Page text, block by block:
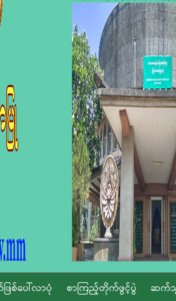
စ်ပေါ်လာပုံ စာကြည့်တိုက်ဖွင့်ပွဲ ဆက်